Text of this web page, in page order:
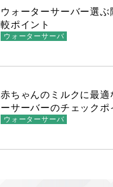
ウォーターサーバー選ぶ
較ポイント
ウォーターサーバ
赤ちゃんのミルクに最適
ーサーバーのチェックポ
ウォーターサーバ